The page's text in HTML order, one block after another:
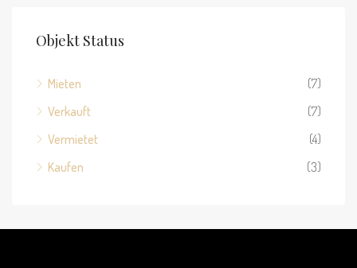
Objekt Status
Mieten
(7)
Verkauft
(7)
Vermietet
(4)
Kaufen
(3)